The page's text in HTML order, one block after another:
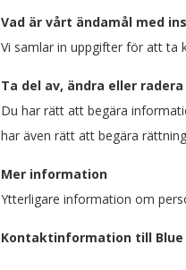
Vad är vårt ändamål med
Vi samlar in uppgifter för att ta
Ta del av, ändra eller
Du har rätt att begära
har även rätt att begära
Mer information
Ytterligare information om
Kontaktinformation till